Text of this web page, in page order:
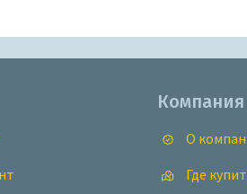
Компания
О
Где